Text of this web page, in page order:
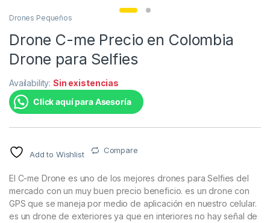
Drones Pequeños
Drone C-me Precio en Colombia
Drone para Selfies
Availability:Sin existencias
Click aquí para Asesoría
Add to Wishlist Compare
El C-me Drone es uno de los mejores drones para Selfies del
mercado con un muy buen precio beneficio. es un drone con
GPS que se maneja por medio de aplicación en nuestro celular.
es un drone de exteriores ya que en interiores no hay señal de